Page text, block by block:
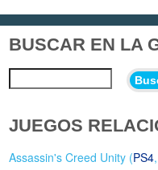
BUSCAR EN LA
JUEGOS
Assassin's Creed Unity (PS4